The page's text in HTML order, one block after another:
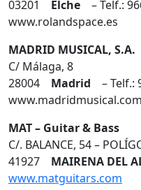
03201
Elche
– Telf.:
www.rolandspace.es
MADRID MUSICAL, S.A.
C/ Málaga, 8
28004 Madrid – Telf.:
www.madridmusical.com
MAT – Guitar & Bass
C/. BALANCE, 54 –
41927
MAIRENA DEL
www.matguitars.com